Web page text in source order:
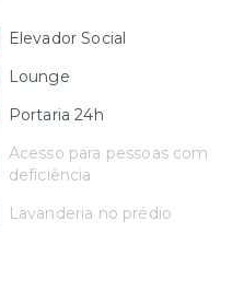
Elevador Social
Lounge
Portaria 24h
Acesso para pessoas com
deficiência
Lavanderia no prédio